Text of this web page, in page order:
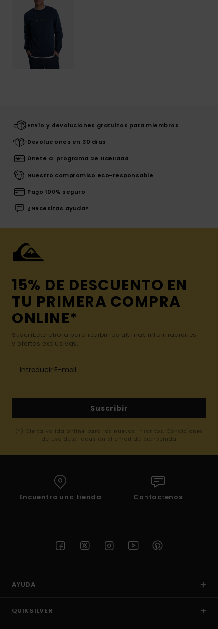
Envío y devoluciones gratuitos para miembros
Devoluciones en 30 días
Únete al programa de fidelidad
Nuestro compromiso eco-responsable
Pago 100% seguro
¿Necesitas ayuda?
15% DE DESCUENTO EN
TU PRIMERA COMPRA
ONLINE*
Suscríbete ahora para recibir las ultimas informaciones
y ofertas exclusivas.
Suscribir
(*) Oferta valida online para los nuevos inscritos. Condiciones
de uso detalladas en el email de bienvenida
Encuentra una tienda Contactenos
AYUDA
QUIKSILVER